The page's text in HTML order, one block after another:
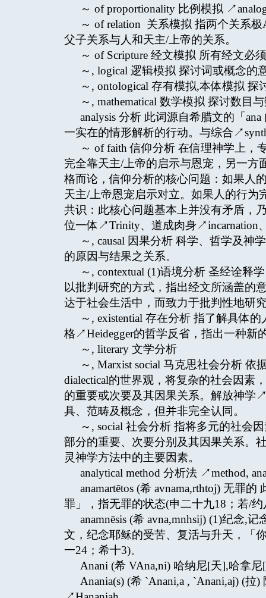
～ of proportionality 比例模拟
～ of relation 关系模拟 指两个关系
父子关系与人和天主/上帝的关系。
～ of Scripture 经文模拟 所有经文必
～, logical 逻辑模拟 探讨词或概念的
～, ontological 存有模拟,本体模拟
～, mathematical 数学模拟 探讨数目
analysis 分析 此词源自希腊文的「
一实在的情形解析的行动。与综合
～ of faith 信仰分析 在信理神学上，
完全靠天主/上帝的启示与恩宠，另一方
格而论，信仰分析的核心问题：如果人
天主/上帝恩宠启示对立。如果人的行
共识：此核心问题基本上并没有矛盾，
位一体↗Trinity、道成肉身↗incarnation
～, causal 因果分析 科学、哲学及神
的原因与结果之关系。
～, contextual (1)语境分析 圣经诠释
以批判研究的方式，指出经文所涵盖的
达于社会生活中，而致力于批判性地研
～, existential 存在分析 指了解具体
格↗Heidegger的哲学反省，指出一种新
～, literary 文学分析
～, Marxist social 马克思社会分析
dialectical的世界观，将复杂的社会因素
的重要或次要及其因果关系。解放神学
具、范畴及概念，但并非完全认同。
～, social 社会分析 指将多元的社会
部分的重要、次要分别及其因果关系。
灵神学方法中的主要因素。
analytical method 分析法 ↗method,
anamartētos (希 avnama,rthtoj) 无罪
罪」，指无罪的状态(申二十九18；若/约
anamnēsis (希 avna,mnhsij) (1)纪念,
文，纪念耶稣的受苦、复活与升天，「
一24；希十3)。
Anani (希 VAna,ni) 哈纳尼[天],哈拿
Anania(s) (希 `Anani,a , `Anani,aj) (